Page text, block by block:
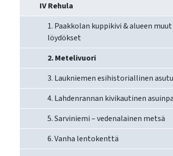
IV Rehula
1. Paakkolan kuppikivi & alueen muut
löydökset
2. Metelivuori
3. Laukniemen esihistoriallinen
4. Lahdenrannan kivikautinen
5. Sarviniemi – vedenalainen metsä
6. Vanha lentokenttä